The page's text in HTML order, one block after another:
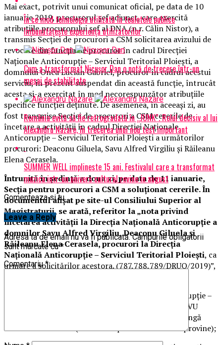
Mai exact, potrivit unui comunicat oficial, pe data de 10
ianuarie 2019, procurorul șef adjunct, care exercită
atribuțiile procurorului șef al DNA (n.r. Călin Nistor), a
transmis Secției de procurori a CSM solicitarea avizului de
revocare din funcția de procuror în cadrul Direcției
Naționale Anticorupție – Serviciul Teritorial Ploiești, a
domnului Onea Lucian Gabriel, procuror în cadrul acestui
serviciu, în prezent suspendat din această funcție, întrucât
acesta și-a exercitat în mod necorespunzător atribuțiile
specifice funcției deținute. De asemenea, în aceeași zi, au
fost transmise Secției de procurori a CSM cererile de
încetare a activității în cadrul Direcției Naționale
Anticorupție – Serviciul Teritorial Ploiești a următorilor
procurori: Deaconu Giluela, Savu Alfred Virgiliu și Răileanu
Elena Cerasela.
Întrunită în ședință a doua zi, pe data de 11 ianuarie,
Secția pentru procurori a CSM a soluționat cererile. În
documentul afișat pe site-ul Consiliului Superior al
Magistraturii, se arată, referitor la „nota privind
încetarea activităţii la Direcţia Naţională Anticorupţie a
domnilor Savu Alfred Virgiliu, Deaconu Giluela şi
Răileanu Elena Cerasela, procurori la Direcţia
Naţională Anticorupţie – Serviciul Teritorial Ploieşti, ca
urmare a solicitărilor acestora. (787,788,789/DRUO/2019)”,
1) încetarea activităţii la Direcţia Naţională Anticorupţie –
Serviciul Teritorial Ploieşti a domnului procuror SAVU
ALFRED VIRGILIU şi revenirea la Parchetul de pe lângă
Tribunalul Prahova (unitate de parchet de la care provine);
În ce mod tehnologia utilizată în toaletele publice
îmbunătățește experiența utilizatorilor
Cum a transformat Nicușor Dan o notă de trecere într-un
mesaj de stabilitate
România evită să fie retrogradată în „JUNK”. Rolul decisiv al lui
Alexandru Nazare, în trecerea unui nou test important
SUMMER WELL implineste 15 ani. Festivalul care a transformat
muzica intr-un univers cultural revine in august
Comenteaza si tu
Leave a Reply
Adresa ta de email nu va fi publicată. Câmpurile obligatorii
sunt marcate cu*
Comentariu*